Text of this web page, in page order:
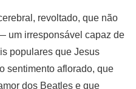
revoltado, que não
um irresponsável capaz de
populares que Jesus
sentimento aflorado, que
dos Beatles e que